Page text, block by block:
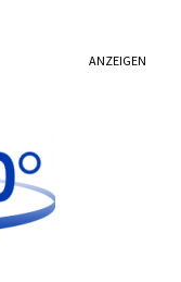
ANZEIGEN